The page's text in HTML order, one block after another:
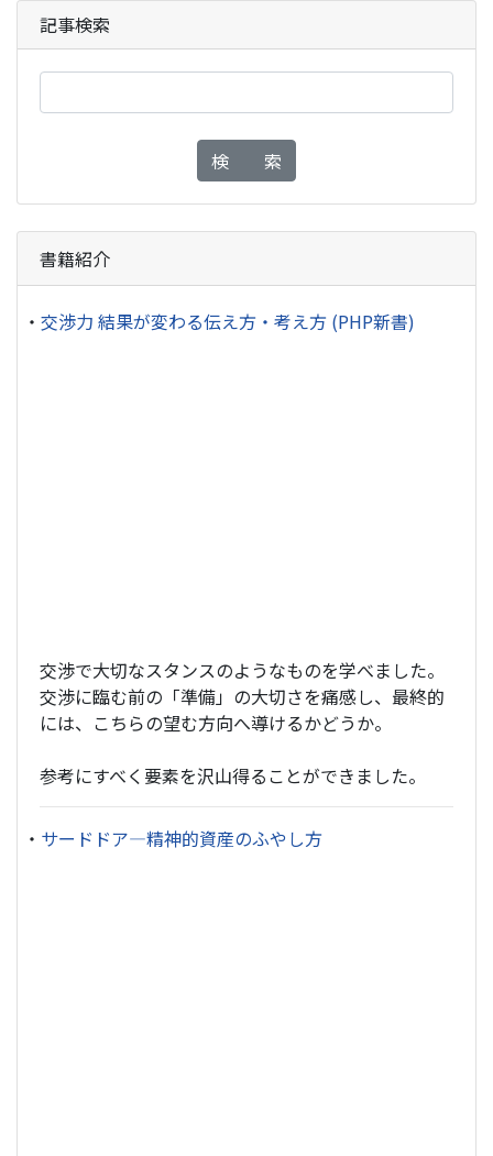
記事検索
検 索
書籍紹介
・ 交渉力 結果が変わる伝え方・考え方 (PHP新書)
交渉で大切なスタンスのようなものを学べました。
交渉に臨む前の「準備」の大切さを痛感し、最終的
には、こちらの望む方向へ導けるかどうか。
参考にすべく要素を沢山得ることができました。
・ サードドア―精神的資産のふやし方